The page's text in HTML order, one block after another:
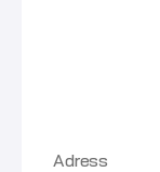
Adress